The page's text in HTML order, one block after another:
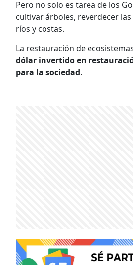
Pero no solo es tarea de los
cultivar árboles, reverdecer
ríos y costas.
La restauración de
dólar invertido en
para la sociedad.